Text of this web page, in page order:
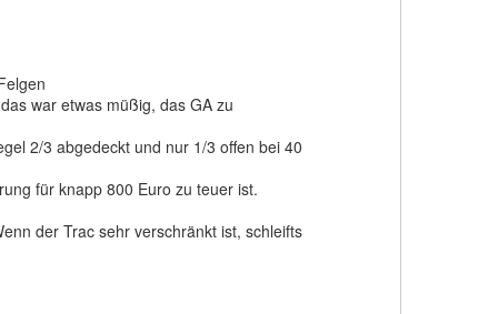
war etwas müßig, das GA zu
2/3 abgedeckt und nur 1/3 offen bei 40
für knapp 800 Euro zu teuer ist.
der Trac sehr verschränkt ist, schleifts